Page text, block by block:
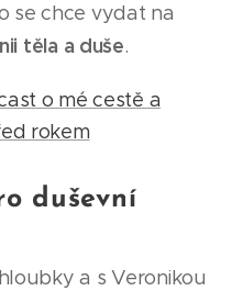
se chce vydat na
těla a duše.
o mé cestě a
rokem
duševní
a s Veronikou